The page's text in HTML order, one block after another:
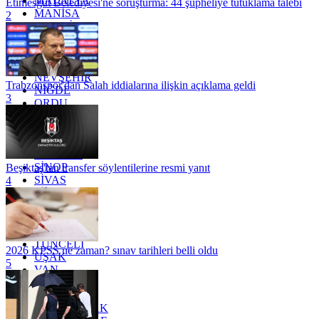
MANİSA
MARDİN
MERSİN
MUĞLA
MUŞ
NEVŞEHİR
NİĞDE
ORDU
OSMANİYE
RİZE
SAKARYA
SİNOP
SİVAS
SİİRT
TEKİRDAĞ
TOKAT
TRABZON
TUNCELİ
UŞAK
VAN
YALOVA
YOZGAT
ZONGULDAK
2
Trabzonspor'dan Salah iddialarına ilişkin açıklama geldi
3
Beşiktaş'tan transfer söylentilerine resmi yanıt
4
2026 KPSS ne zaman? sınav tarihleri belli oldu
5